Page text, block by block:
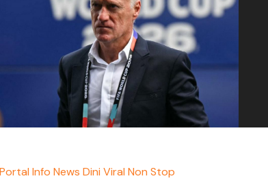
Portal Info News Dini Viral Non Stop